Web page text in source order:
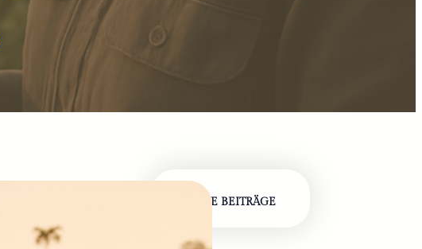
NEUE BEITRÄGE